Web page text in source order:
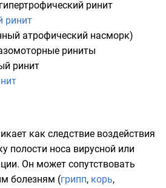
ринит
ринит
атрофический насморк)
риниты
ринит
как следствие воздействия
полости носа вирусной или
Он может сопутствовать
болезням (грипп, корь,